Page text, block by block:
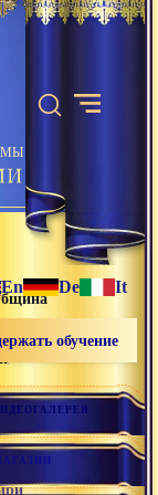
/
En De It
обучение